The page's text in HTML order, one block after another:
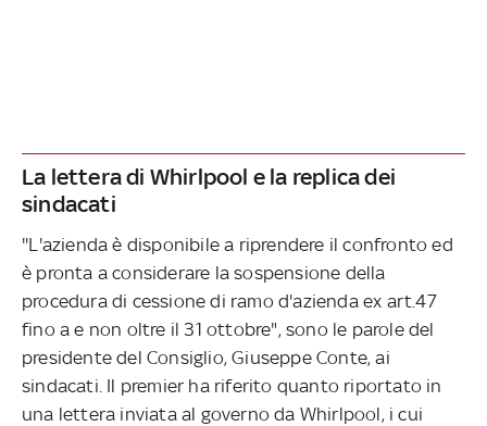
La lettera di Whirlpool e la replica dei
sindacati
''L'azienda è disponibile a riprendere il confronto ed
è pronta a considerare la sospensione della
procedura di cessione di ramo d'azienda ex art.47
fino a e non oltre il 31 ottobre", sono le parole del
presidente del Consiglio, Giuseppe Conte, ai
sindacati. Il premier ha riferito quanto riportato in
una lettera inviata al governo da Whirlpool, i cui